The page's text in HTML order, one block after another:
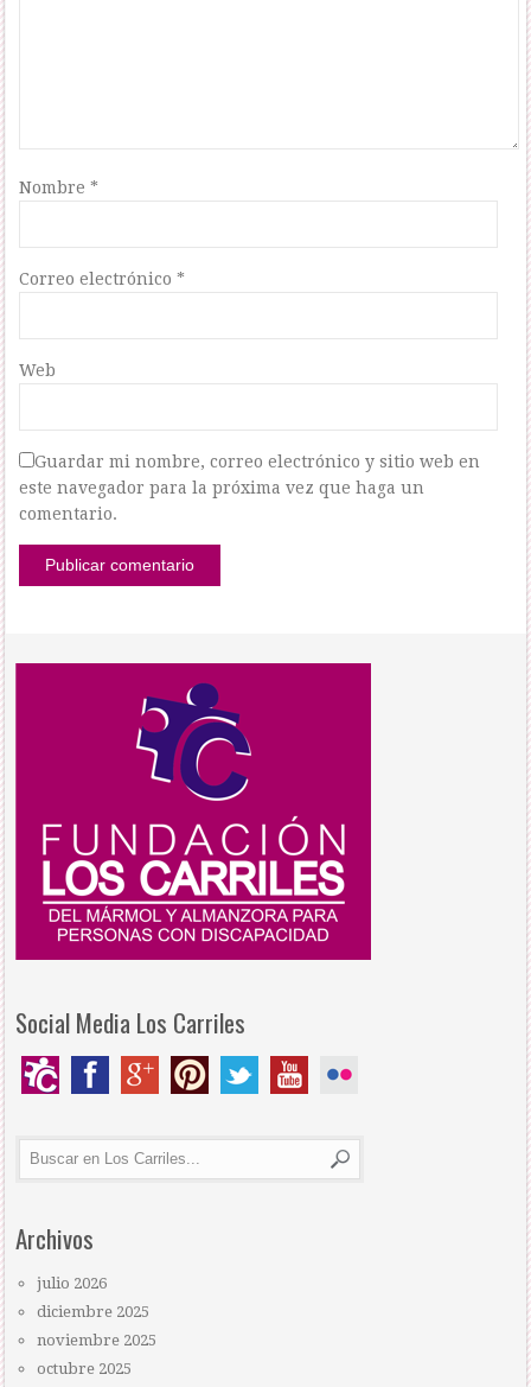
Nombre*
Correo electrónico*
Web
Guardar mi nombre, correo electrónico y sitio web en
este navegador para la próxima vez que haga un
comentario.
Social Media Los Carriles
Archivos
julio 2026
diciembre 2025
noviembre 2025
octubre 2025